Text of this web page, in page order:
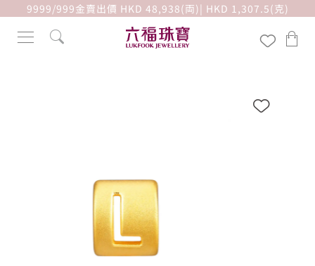
9999/999金賣出價 HKD 48,938(両)| HKD 1,307.5(克)